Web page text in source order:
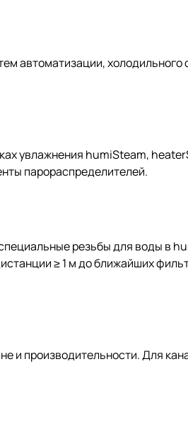
автоматизации, холодильного
увлажнения humiSteam,
парораспределителей.
резьбы для воды в
≥ 1 м до ближайших
и производительности. Для